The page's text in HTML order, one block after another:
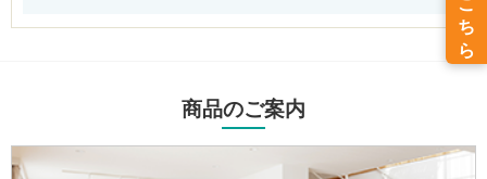
商品のご案内